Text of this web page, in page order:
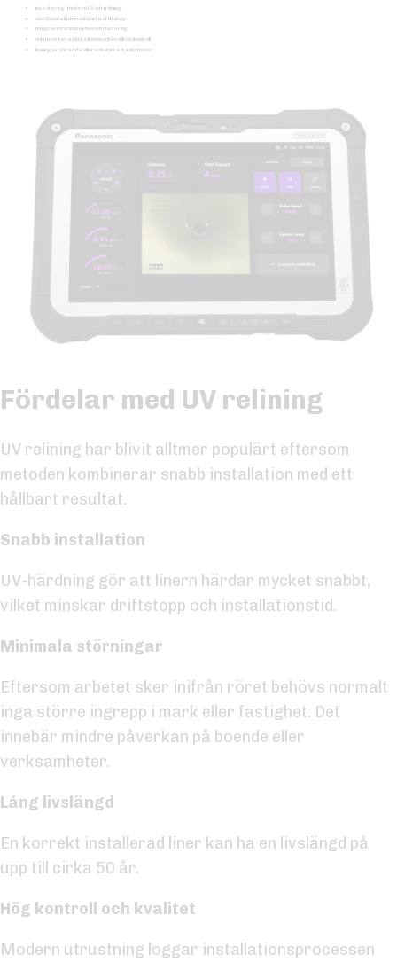
investering i modern UV-utrustning
snabb installation och korta driftstopp
noggrann rörinspektion och planering
dokumenterad installation och kvalitetskontroll
lösningar för både villor och större fastigheter
Fördelar med UV relining
UV relining har blivit alltmer populärt eftersom
metoden kombinerar snabb installation med ett
hållbart resultat.
Snabb installation
UV-härdning gör att linern härdar mycket snabbt,
vilket minskar driftstopp och installationstid.
Minimala störningar
Eftersom arbetet sker inifrån röret behövs normalt
inga större ingrepp i mark eller fastighet. Det
innebär mindre påverkan på boende eller
verksamheter.
Lång livslängd
En korrekt installerad liner kan ha en livslängd på
upp till cirka 50 år.
Hög kontroll och kvalitet
Modern utrustning loggar installationsprocessen